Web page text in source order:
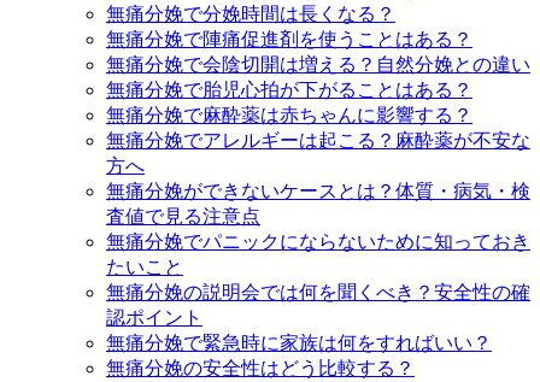
無痛分娩で分娩時間は長くなる？
無痛分娩で陣痛促進剤を使うことはある？
無痛分娩で会陰切開は増える？自然分娩との違い
無痛分娩で胎児心拍が下がることはある？
無痛分娩で麻酔薬は赤ちゃんに影響する？
無痛分娩でアレルギーは起こる？麻酔薬が不安な
方へ
無痛分娩ができないケースとは？体質・病気・検
査値で見る注意点
無痛分娩でパニックにならないために知っておき
たいこと
無痛分娩の説明会では何を聞くべき？安全性の確
認ポイント
無痛分娩で緊急時に家族は何をすればいい？
無痛分娩の安全性はどう比較する？